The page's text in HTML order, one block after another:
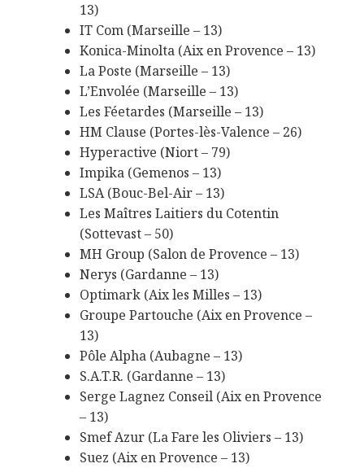
13)
IT Com (Marseille – 13)
Konica-Minolta (Aix en Provence – 13)
La Poste (Marseille – 13)
L’Envolée (Marseille – 13)
Les Féetardes (Marseille – 13)
HM Clause (Portes-lès-Valence – 26)
Hyperactive (Niort – 79)
Impika (Gemenos – 13)
LSA (Bouc-Bel-Air – 13)
Les Maîtres Laitiers du Cotentin
(Sottevast – 50)
MH Group (Salon de Provence – 13)
Nerys (Gardanne – 13)
Optimark (Aix les Milles – 13)
Groupe Partouche (Aix en Provence –
13)
Pôle Alpha (Aubagne – 13)
S.A.T.R. (Gardanne – 13)
Serge Lagnez Conseil (Aix en Provence
– 13)
Smef Azur (La Fare les Oliviers – 13)
Suez (Aix en Provence – 13)